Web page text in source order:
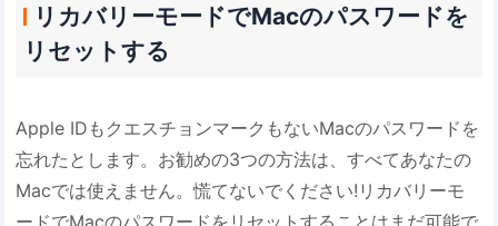
リカバリーモードでMacのパスワードを
リセットする
Apple IDもクエスチョンマークもないMacのパスワードを
忘れたとします。お勧めの3つの方法は、すべてあなたの
Macでは使えません。慌てないでください!リカバリーモ
ードでMacのパスワードをリセットすることはまだ可能で